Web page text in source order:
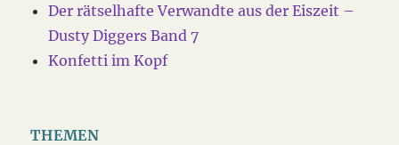
Der rätselhafte Verwandte aus der Eiszeit –
Dusty Diggers Band 7
Konfetti im Kopf
THEMEN